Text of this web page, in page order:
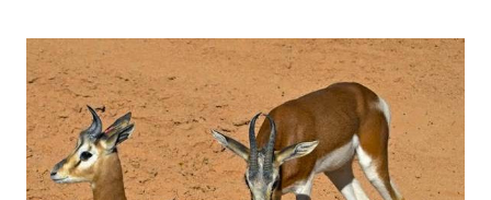
en cada entrada (en todas las opciones de venta existentes
en la web). El precio para adultos, en temporada media, será
de 26 euros, mientras que la entrada de los niños (de 5 a 11
años) será de 19 euros. Si la compra se realiza en la web del
parque el precio de adulto es de 21 € y el de niños, de 14€.